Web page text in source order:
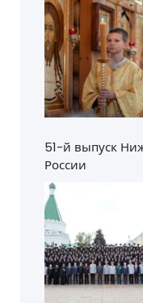
51-й выпуск
России